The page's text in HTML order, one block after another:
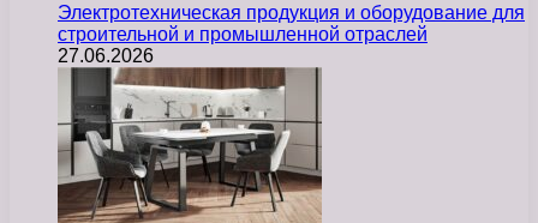
Электротехническая продукция и оборудование для
строительной и промышленной отраслей
27.06.2026